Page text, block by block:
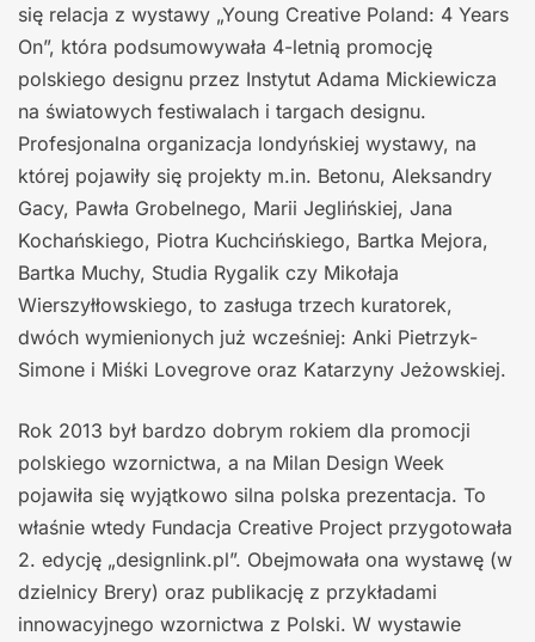
się relacja z wystawy „Young Creative Poland: 4 Years
On”, która podsumowywała 4-letnią promocję
polskiego designu przez Instytut Adama Mickiewicza
na światowych festiwalach i targach designu.
Profesjonalna organizacja londyńskiej wystawy, na
której pojawiły się projekty m.in. Betonu, Aleksandry
Gacy, Pawła Grobelnego, Marii Jeglińskiej, Jana
Kochańskiego, Piotra Kuchcińskiego, Bartka Mejora,
Bartka Muchy, Studia Rygalik czy Mikołaja
Wierszyłłowskiego, to zasługa trzech kuratorek,
dwóch wymienionych już wcześniej: Anki Pietrzyk-
Simone i Miśki Lovegrove oraz Katarzyny Jeżowskiej.
Rok 2013 był bardzo dobrym rokiem dla promocji
polskiego wzornictwa, a na Milan Design Week
pojawiła się wyjątkowo silna polska prezentacja. To
właśnie wtedy Fundacja Creative Project przygotowała
2. edycję „designlink.pl”. Obejmowała ona wystawę (w
dzielnicy Brery) oraz publikację z przykładami
innowacyjnego wzornictwa z Polski. W wystawie